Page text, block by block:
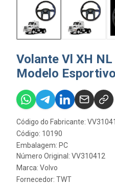
Volante Vl XH NL
Modelo
Código do Fabricante:
Código: 10190
Embalagem: PC
Número Original: VV310412
Marca: Volvo
Fornecedor: TWT